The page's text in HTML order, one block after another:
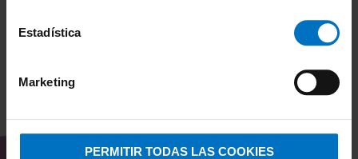
Estadística
Marketing
PERMITIR TODAS LAS COOKIES
y agradable de llevar.
TAMBIÉN TE PUEDE
INTERESAR